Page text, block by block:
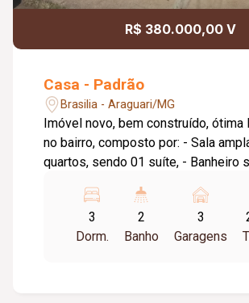
R$ 380.000,00 V
Casa - Padrão
Brasilia - Araguari/MG
Imóvel novo, bem construído, ótima
no bairro, composto por: - Sala ampla, - 03
quartos, sendo 01 suíte, - Banheiro
descoberta, - Garagem para 03 ou
descoberta, - Cerca concertina.
3
Dorm.
2
Banho
3
Garagens